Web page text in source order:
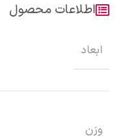
اطلاعات محصول
ابعاد
وزن